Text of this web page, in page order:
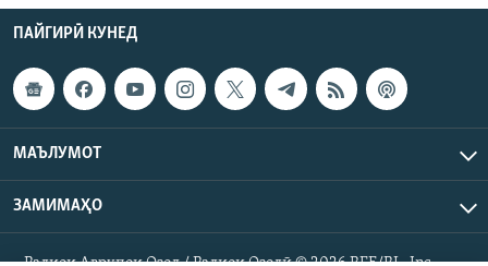
ПАЙГИРӢ КУНЕД
МАЪЛУМОТ
ЗАМИМАҲО